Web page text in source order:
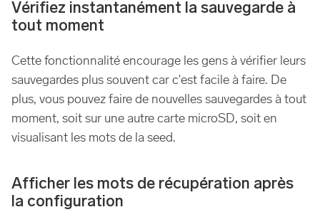
Vérifiez instantanément la sauvegarde à
tout moment
Cette fonctionnalité encourage les gens à vérifier leurs
sauvegardes plus souvent car c'est facile à faire. De
plus, vous pouvez faire de nouvelles sauvegardes à tout
moment, soit sur une autre carte microSD, soit en
visualisant les mots de la seed.
Afficher les mots de récupération après
la configuration